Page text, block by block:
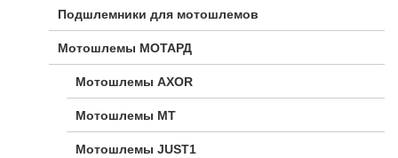
Подшлемники для мотошлемов
Мотошлемы МОТАРД
Мотошлемы AXOR
Мотошлемы MT
Мотошлемы JUST1